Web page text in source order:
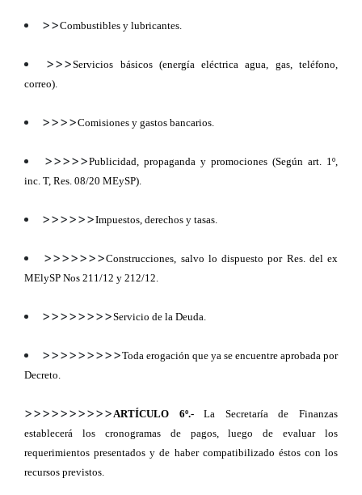
>>Combustibles y lubricantes.
>>>Servicios básicos (energía eléctrica agua, gas, teléfono,
correo).
>>>>Comisiones y gastos bancarios.
>>>>>Publicidad, propaganda y promociones (Según art. 1º,
inc. T, Res. 08/20 MEySP).
>>>>>>Impuestos, derechos y tasas.
>>>>>>>Construcciones, salvo lo dispuesto por Res. del ex
MElySP Nos 211/12 y 212/12.
>>>>>>>>Servicio de la Deuda.
>>>>>>>>>Toda erogación que ya se encuentre aprobada por
Decreto.
>>>>>>>>>>ARTÍCULO 6º.-La Secretaría de Finanzas
establecerá los cronogramas de pagos, luego de evaluar los
requerimientos presentados y de haber compatibilizado éstos con los
recursos previstos.